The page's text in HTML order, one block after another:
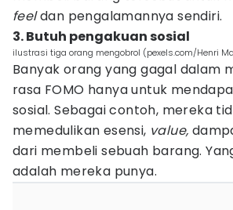
feeldan pengalamannya sendiri.
3. Butuh pengakuan sosial
ilustrasi tiga orang mengobrol (pexels.com/Henri
Banyak orang yang gagal dalam
rasa FOMO hanya untuk
sosial. Sebagai contoh, mereka
memedulikan esensi, value,
dari membeli sebuah barang.
adalah mereka punya.